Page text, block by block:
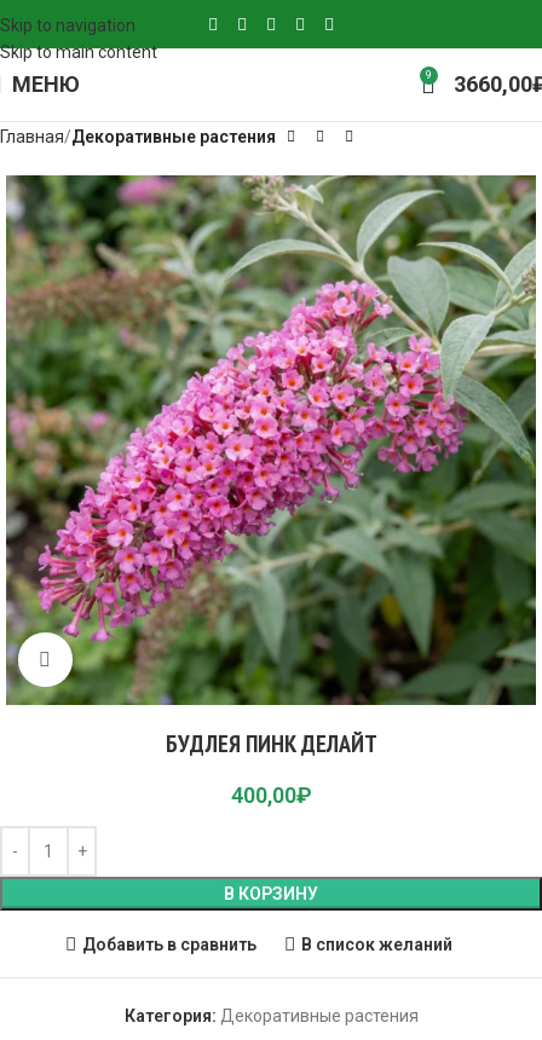
Skip to navigation
Skip to main content
МЕНЮ 9 3660,00
Главная Декоративные растения
Click to enlarge
БУДЛЕЯ ПИНК ДЕЛАЙТ
400,00₽
В КОРЗИНУ
Добавить в сравнить В список желаний
Категория: Декоративные растения